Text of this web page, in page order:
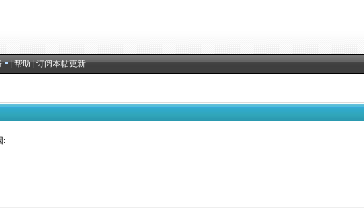
|帮助|订阅本帖更新
: